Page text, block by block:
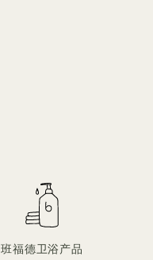
班福德卫浴产品